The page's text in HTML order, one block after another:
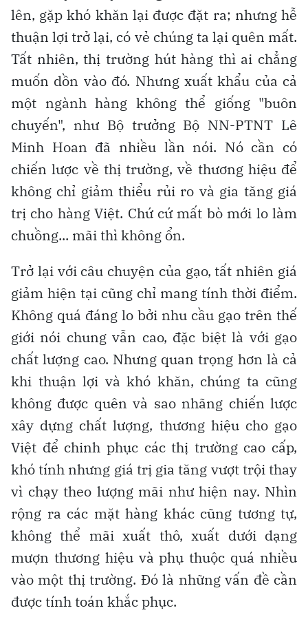
lên, gặp khó khăn lại được đặt ra; nhưng hễ
thuận lợi trở lại, có vẻ chúng ta lại quên mất.
Tất nhiên, thị trường hút hàng thì ai chẳng
muốn dồn vào đó. Nhưng xuất khẩu của cả
một ngành hàng không thể giống "buôn
chuyến", như Bộ trưởng Bộ NN-PTNT Lê
Minh Hoan đã nhiều lần nói. Nó cần có
chiến lược về thị trường, về thương hiệu để
không chỉ giảm thiểu rủi ro và gia tăng giá
trị cho hàng Việt. Chứ cứ mất bò mới lo làm
chuồng... mãi thì không ổn.
Trở lại với câu chuyện của gạo, tất nhiên giá
giảm hiện tại cũng chỉ mang tính thời điểm.
Không quá đáng lo bởi nhu cầu gạo trên thế
giới nói chung vẫn cao, đặc biệt là với gạo
chất lượng cao. Nhưng quan trọng hơn là cả
khi thuận lợi và khó khăn, chúng ta cũng
không được quên và sao nhãng chiến lược
xây dựng chất lượng, thương hiệu cho gạo
Việt để chinh phục các thị trường cao cấp,
khó tính nhưng giá trị gia tăng vượt trội thay
vì chạy theo lượng mãi như hiện nay. Nhìn
rộng ra các mặt hàng khác cũng tương tự,
không thể mãi xuất thô, xuất dưới dạng
mượn thương hiệu và phụ thuộc quá nhiều
vào một thị trường. Đó là những vấn đề cần
được tính toán khắc phục.